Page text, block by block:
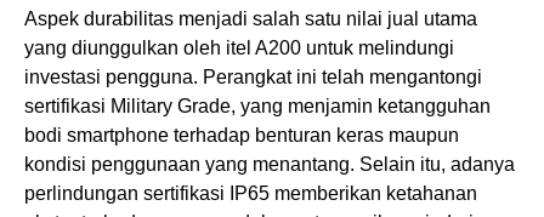
Aspek durabilitas menjadi salah satu nilai jual utama
yang diunggulkan oleh itel A200 untuk melindungi
investasi pengguna. Perangkat ini telah mengantongi
sertifikasi Military Grade, yang menjamin ketangguhan
bodi smartphone terhadap benturan keras maupun
kondisi penggunaan yang menantang. Selain itu, adanya
perlindungan sertifikasi IP65 memberikan ketahanan